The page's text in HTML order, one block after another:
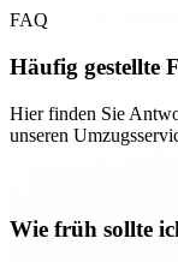
FAQ
Häufig gestellte
Hier finden Sie
unseren
Wie früh sollte